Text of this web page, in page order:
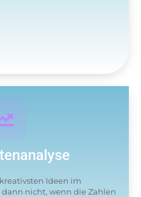
Ideen im
nicht, wenn die Zahlen